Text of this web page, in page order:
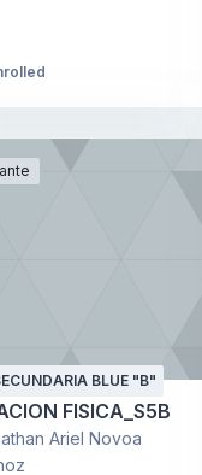
BLUE "B"
FISICA_S5B
Ariel Novoa